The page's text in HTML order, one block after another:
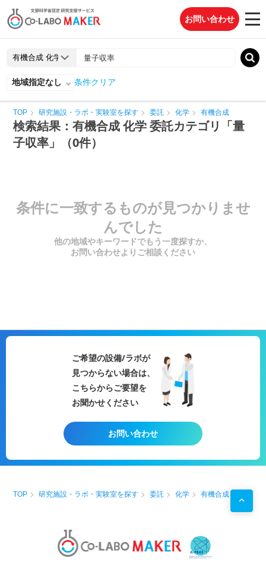
お問い合わせ
地域指定なし 条件クリア
TOP 研究施設・ラボ・実験室を探す 委託 化学 有機合成
検索結果：有機合成 化学 委託カテゴリ「量
子収率」（0件）
条件に一致するものが見つかりませ
んでした
他の地域やキーワードでもう一度探すか、
お問い合わせよりご相談ください
ご希望の設備/ラボが
見つからない場合は、
こちらからご要望を
お聞かせください
お問い合わせ
TOP 研究施設・ラボ・実験室を探す 委託 化学 有機合成